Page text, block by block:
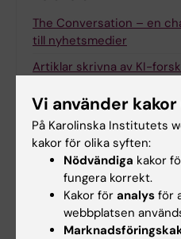
The Conversation – en
till nyhetsmedier
Artiklar skrivna av KI-
The Conversation UK:s
Inspiration
Forskare från KI nådde
internationella läsare
Vi använder
På Karolinska Institutets
kakor för olika syften:
Nödvändiga kakor
fungera korrekt.
Kakor för analys för
webbplatsen